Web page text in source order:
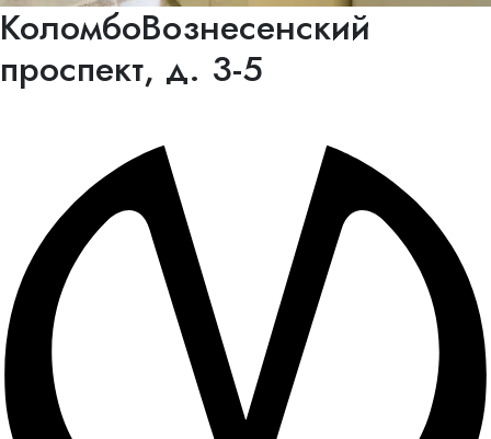
КоломбоВознесенский
проспект, д. 3-5